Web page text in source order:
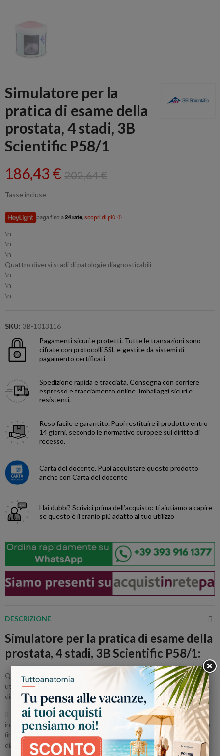
Simulatore per la
pratica di esame della
prostata, 4 stadi, 3B
Scientific P58/1
186,43 € 202,64 €
Tasse incluse
paga fino a24 rate, scopri di più
\n
\n
\n
Quattro diversi stadi di patologie diagnosticabili
\n
\n
\n
SKU: 3B-1013116
Pagamenti sicuri e protetti. Tutte le transazioni sono
cifrate con protocolli SSL e gestite da sistemi di
pagamento certificati
Spedizione rapida e tracciata. Consegna con corriere
espresso e tracciamento online. Imballaggi sicuri e
resistenti.
Reso facile e garantito. Puoi restituire il prodotto entro
14 giorni, secondo le normative europee sul diritto di
recesso.
Carta del docente. Puoi acquistare questo prodotto
anche con Carta del docente
Hai dubbi? Scrivici prima dell’acquisto: ti aiutiamo a capire
se questo è il cranio più adatto al tuo utilizzo
DESCRIZIONE
Simulatore per la pratica di esame della
prostata, 4 stadi, 3B Scientific P58/1:
Questo semplicissimo simulatore diesame della prostataviene
utilizzato nella simulazione medica e nella formazione clinica per
dimostrare e praticare l' esplorazione digitale rettale (EDR).
Il simulatore per la pratice dell'esame della prostata 3B Scientific
include 4 diverse prostate per esercitarsi con i metodi di palpazione
(in decubito laterale o in posizione genupettorale) e le ablilità
diagnostiche utilizzati negli esami rettali.